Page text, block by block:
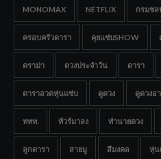
MONOMAX NETFLIX กรมชล
ครอบครัวดารา คุยแซ่บSHOW
ดราม่า ดวงประจำวัน ดารา
ดาราอวดหุ่นแซ่บ ดูดวง ดูดวงอ
ททท. ทัวร์มาลง ทำนายดวง
ลูกดารา สายมู สีมงคล หุ่น